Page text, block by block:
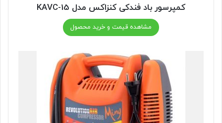
کمپرسور باد فندکی کنزاکس مدل KAVC-15
مشاهده قیمت و خرید محصول